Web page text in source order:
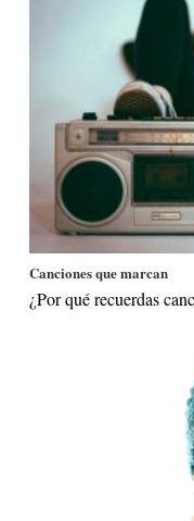
Canciones que marcan
¿Por qué recuerdas